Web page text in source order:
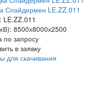
Спайдермен LE.ZZ.011
LE.ZZ.011
8500х8000х2500
по запросу
в заявку
для скачивания